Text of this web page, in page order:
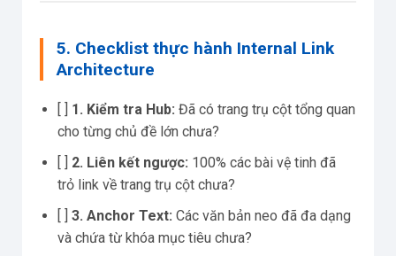
5. Checklist thực hành Internal Link
Architecture
1. Kiểm tra Hub: Đã có trang trụ cột tổng quan
cho từng chủ đề lớn chưa?
[ ] 2. Liên kết ngược: 100% các bài vệ tinh đã
trỏ link về trang trụ cột chưa?
[ ] 3. Anchor Text: Các văn bản neo đã đa dạng
và chứa từ khóa mục tiêu chưa?